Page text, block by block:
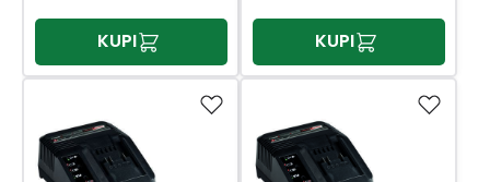
KUPI KUPI